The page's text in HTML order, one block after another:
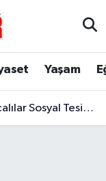
Yaşam
Tesislerde Buluşuyor!